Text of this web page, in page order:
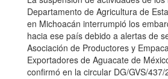
Departamento de Agricultura de
en Michoacán interrumpió los
hacia ese país debido a alertas de
Asociación de Productores y
Exportadores de Aguacate de
confirmó en la circular DG/GVS/